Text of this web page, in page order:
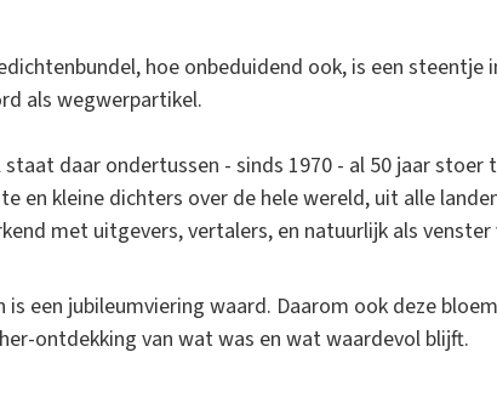
hoe onbeduidend ook, is een steentje
als wegwerpartikel.
daar ondertussen - sinds 1970 - al 50 jaar stoer
en kleine dichters over de hele wereld, uit alle
met uitgevers, vertalers, en natuurlijk als venster
is een jubileumviering waard. Daarom ook deze
ontdekking van wat was en wat waardevol blijft.